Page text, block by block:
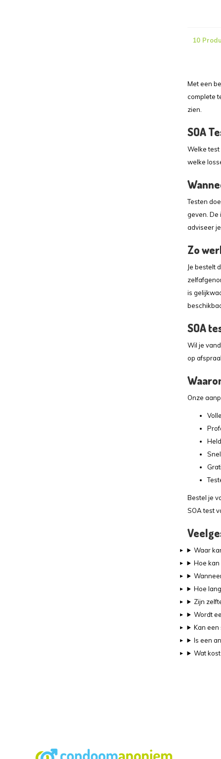
10
Met een
complete
zien.
SOA
Welke
welke
Testen
geven. De
adviseer
Zo
Je bestelt
is
SOA
Wil je
op
Onze
Bestel je
SOA test
Waar
Hoe kan
Hoe
Zijn
Wordt
Kan een
Is een
Wat